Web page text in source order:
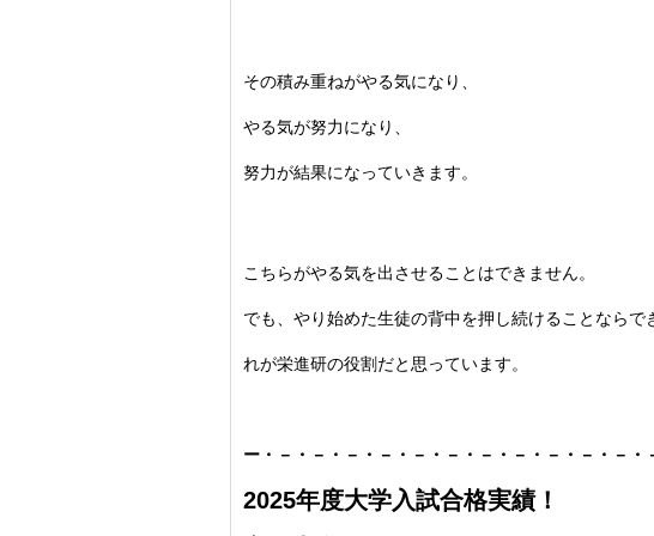
その積み重ねがやる気になり、
やる気が努力になり、
努力が結果になっていきます。
こちらがやる気を出させることはできません。
でも、 やり始めた生徒の背中を押し続けることならで
れが栄進研の役割だと思っています。
ー・－・－・－・－・－・－・－・－・－・－・－
2025年度大学入試合格実績！